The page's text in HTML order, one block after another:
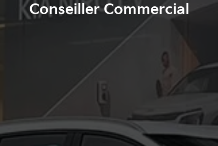
Conseiller Commercial